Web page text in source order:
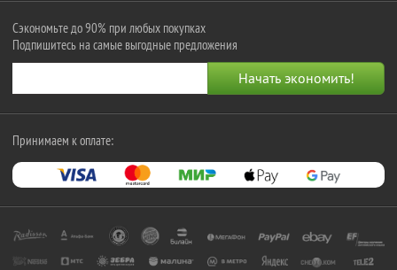
Сэкономьте до 90% при любых покупках
Подпишитесь на самые выгодные предложения
Принимаем к оплате: